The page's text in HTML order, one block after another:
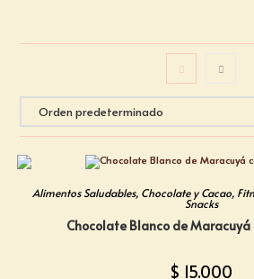
Alimentos Saludables, Chocolate y Cacao,
Snacks
Chocolate Blanco de
$ 15.000